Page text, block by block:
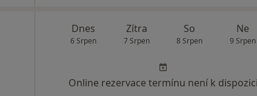
Dnes
6 Srpen
Zítra
7 Srpen
So
8 Srpen
Ne
9 Srpen
Online rezervace termínu není k dispozici